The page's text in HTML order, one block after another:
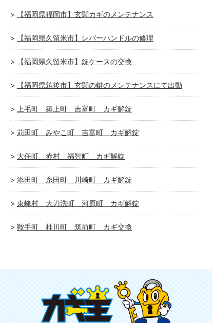
【福岡県福岡市】玄関カギのメンテナンス
【福岡県久留米市】レバーハンドルの修理
【福岡県久留米市】錠ケースの交換
【福岡県筑後市】玄関の鍵のメンテナンスにて出動
上毛町 築上町 吉富町 カギ解錠
苅田町 みやこ町 吉富町 カギ解錠
大任町 赤村 福智町 カギ解錠
添田町 糸田町 川崎町 カギ解錠
東峰村 大刀洗町 河原町 カギ解錠
鞍手町 桂川町 筑前町 カギ交換